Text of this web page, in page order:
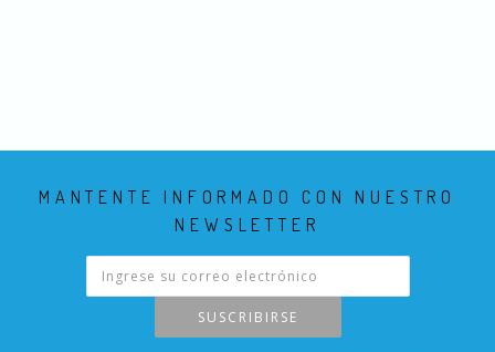
MANTENTE INFORMADO CON NUESTRO
NEWSLETTER
SUSCRIBIRSE